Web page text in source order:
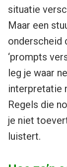
situatie
Maar een
onderscheid
‘prompts
leg je waar
interpretatie
Regels die
je niet
luistert.